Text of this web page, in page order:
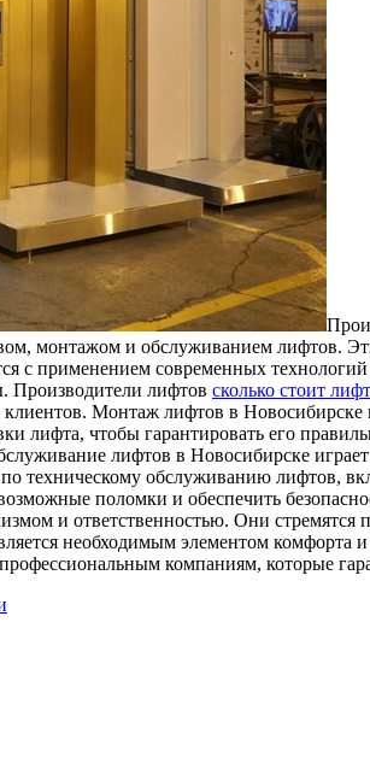
монтажом и обслуживанием лифтов.
с применением современных
Производители лифтов сколько стоит
клиентов. Монтаж лифтов в
лифта, чтобы гарантировать его
лифтов в Новосибирске
техническому обслуживанию лифтов,
поломки и обеспечить
и ответственностью. Они стремятся
необходимым элементом комфорта
компаниям, которые